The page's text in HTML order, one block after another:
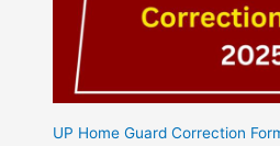
UP Home Guard Correction